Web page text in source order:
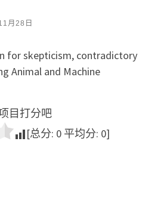
月28日
for skepticism, contradictory
Animal and Machine
目打分吧
[总分: 0 平均分: 0]